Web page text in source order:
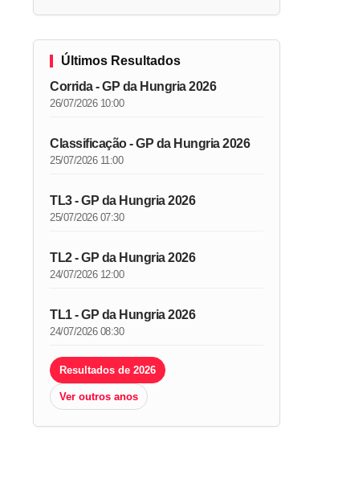
Últimos Resultados
Corrida - GP da Hungria 2026
26/07/2026 10:00
Classificação - GP da Hungria 2026
25/07/2026 11:00
TL3 - GP da Hungria 2026
25/07/2026 07:30
TL2 - GP da Hungria 2026
24/07/2026 12:00
TL1 - GP da Hungria 2026
24/07/2026 08:30
Resultados de 2026
Ver outros anos